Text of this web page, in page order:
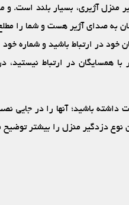
منزل آژیری، بسیار بلند است. و
به صدای آژیر هست و شما را
خود در ارتباط باشید و شماره
با همسایگان در ارتباط
داشته باشید؛ آنها را در جایی
نوع دزدگیر منزل را بیشتر